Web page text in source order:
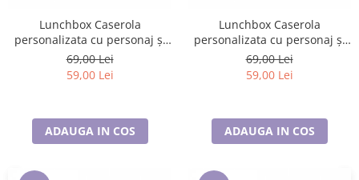
Lunchbox Caserola
personalizata cu personaj și
nume pentru sandwich SN202
69,00 Lei
59,00 Lei
ADAUGA IN COS
Lunchbox Caserola
personalizata cu personaj și
nume pentru sandwich SN204
69,00 Lei
59,00 Lei
ADAUGA IN COS